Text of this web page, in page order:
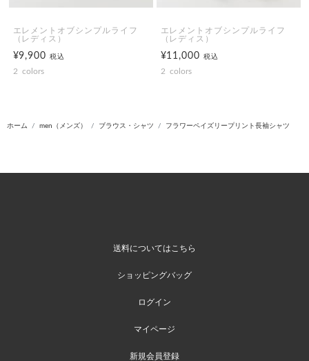
エレメントオブシンプルライフ
（レディス）
¥9,900税込
2 colors
エレメントオブシンプルライフ
（レディス）
¥11,000税込
2 colors
ホーム men（メンズ） ブラウス・シャツ フラワーペイズリープリント長袖シャツ
送料についてはこちら
ショッピングバッグ
ログイン
マイページ
新規会員登録